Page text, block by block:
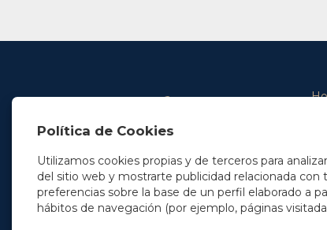
En Madrid
info@soleryllach.com
En Barcelona
Beethoven 13
y
De
Política de Cookies
Utilizamos cookies propias y de terceros para
del sitio web y mostrarte publicidad relacionada con
preferencias sobre la base de un perfil elaborado a
hábitos de navegación (por ejemplo, páginas